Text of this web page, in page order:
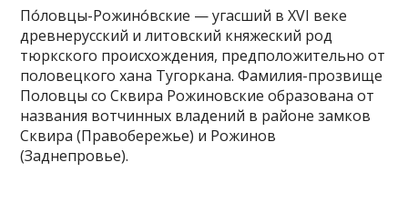
По́ловцы-Рожино́вские — угасший в XVI веке
древнерусский и литовский княжеский род
тюркского происхождения, предположительно от
половецкого хана Тугоркана. Фамилия-прозвище
Половцы со Сквира Рожиновские образована от
названия вотчинных владений в районе замков
Сквира (Правобережье) и Рожинов
(Заднепровье).